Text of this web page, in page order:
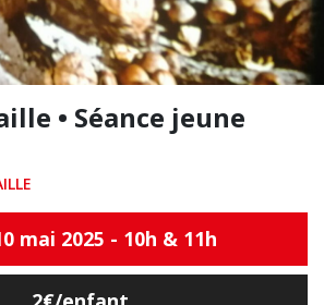
• Séance jeune
mai 2025 - 10h & 11h